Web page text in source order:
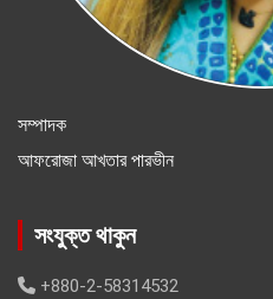
সম্পাদক
আফরোজা আখতার পারভীন
সংযুক্ত থাকুন
+880-2-58314532